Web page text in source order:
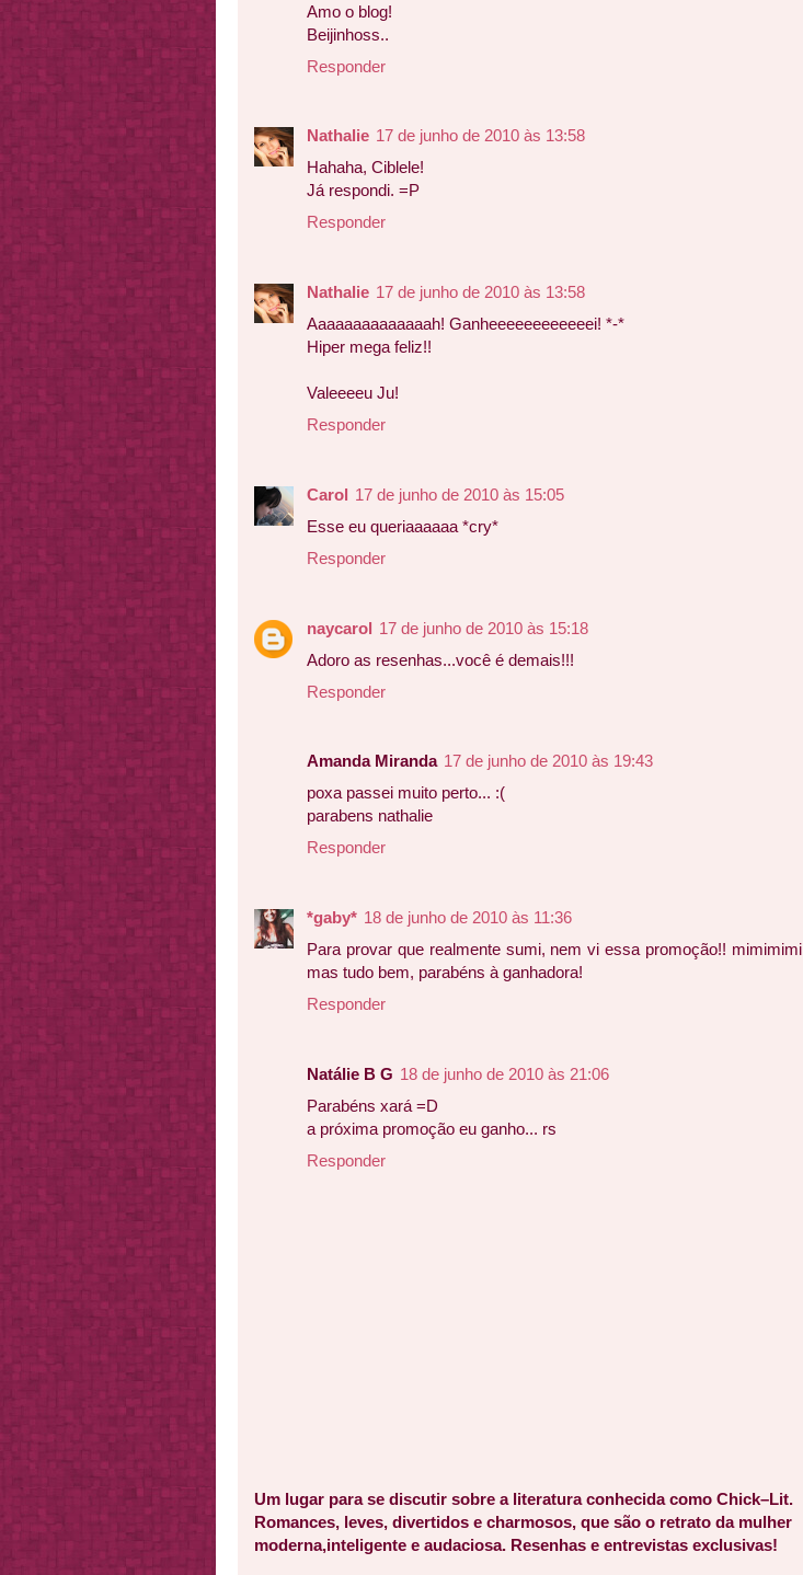
Amo o blog!
Beijinhoss..
Responder
Nathalie 17 de junho de 2010 às 13:58
Hahaha, Ciblele!
Já respondi. =P
Responder
Nathalie 17 de junho de 2010 às 13:58
Aaaaaaaaaaaaaah! Ganheeeeeeeeeeeei! *-*
Hiper mega feliz!!
Valeeeeu Ju!
Responder
Carol 17 de junho de 2010 às 15:05
Esse eu queriaaaaaa *cry*
Responder
naycarol 17 de junho de 2010 às 15:18
Adoro as resenhas...você é demais!!!
Responder
Amanda Miranda 17 de junho de 2010 às 19:43
poxa passei muito perto... :(
parabens nathalie
Responder
*gaby* 18 de junho de 2010 às 11:36
Para provar que realmente sumi, nem vi essa promoção!! mimimimi
mas tudo bem, parabéns à ganhadora!
Responder
Natálie B G 18 de junho de 2010 às 21:06
Parabéns xará =D
a próxima promoção eu ganho... rs
Responder
Um lugar para se discutir sobre a literatura conhecida como Chick–Lit.
Romances, leves, divertidos e charmosos, que são o retrato da mulher
moderna,inteligente e audaciosa. Resenhas e entrevistas exclusivas!